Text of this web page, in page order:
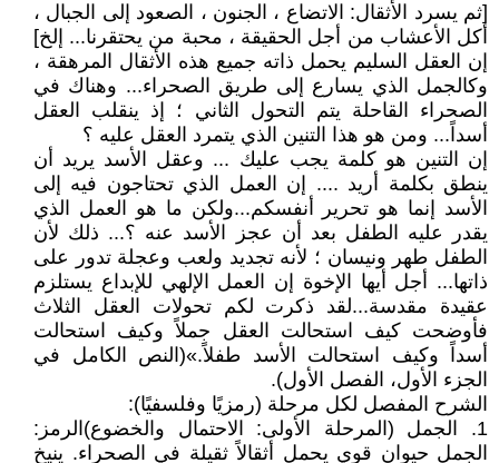
[ثم يسرد الأثقال: الاتضاع ، الجنون ، الصعود إلى الجبال ،
أكل الأعشاب من أجل الحقيقة ، محبة من يحتقرنا... إلخ]
إن العقل السليم يحمل ذاته جميع هذه الأثقال المرهقة ،
وكالجمل الذي يسارع إلى طريق الصحراء... وهناك في
الصحراء القاحلة يتم التحول الثاني ؛ إذ ينقلب العقل
أسداً... ومن هو هذا التنين الذي يتمرد العقل عليه ؟
إن التنين هو كلمة يجب عليك ... وعقل الأسد يريد أن
ينطق بكلمة أريد .... إن العمل الذي تحتاجون فيه إلى
الأسد إنما هو تحرير أنفسكم...ولكن ما هو العمل الذي
يقدر عليه الطفل بعد أن عجز الأسد عنه ؟... ذلك لأن
الطفل طهر ونيسان ؛ لأنه تجديد ولعب وعجلة تدور على
ذاتها... أجل أيها الإخوة إن العمل الإلهي للإبداع يستلزم
عقيدة مقدسة...لقد ذكرت لكم تحولات العقل الثلاث
فأوضحت كيف استحالت العقل جملاً وكيف استحالت
أسداً وكيف استحالت الأسد طفلاً.»(النص الكامل في
الجزء الأول، الفصل الأول).
الشرح المفصل لكل مرحلة (رمزيًا وفلسفيًا):
1. الجمل (المرحلة الأولى: الاحتمال والخضوع)الرمز:
الجمل حيوان قوي يحمل أثقالاً ثقيلة في الصحراء. ينيخ